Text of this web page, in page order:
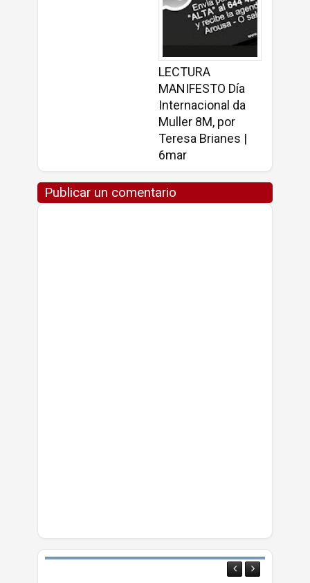
LECTURA
MANIFESTO Día
Internacional da
Muller 8M, por
Teresa Brianes |
6mar
Publicar un comentario